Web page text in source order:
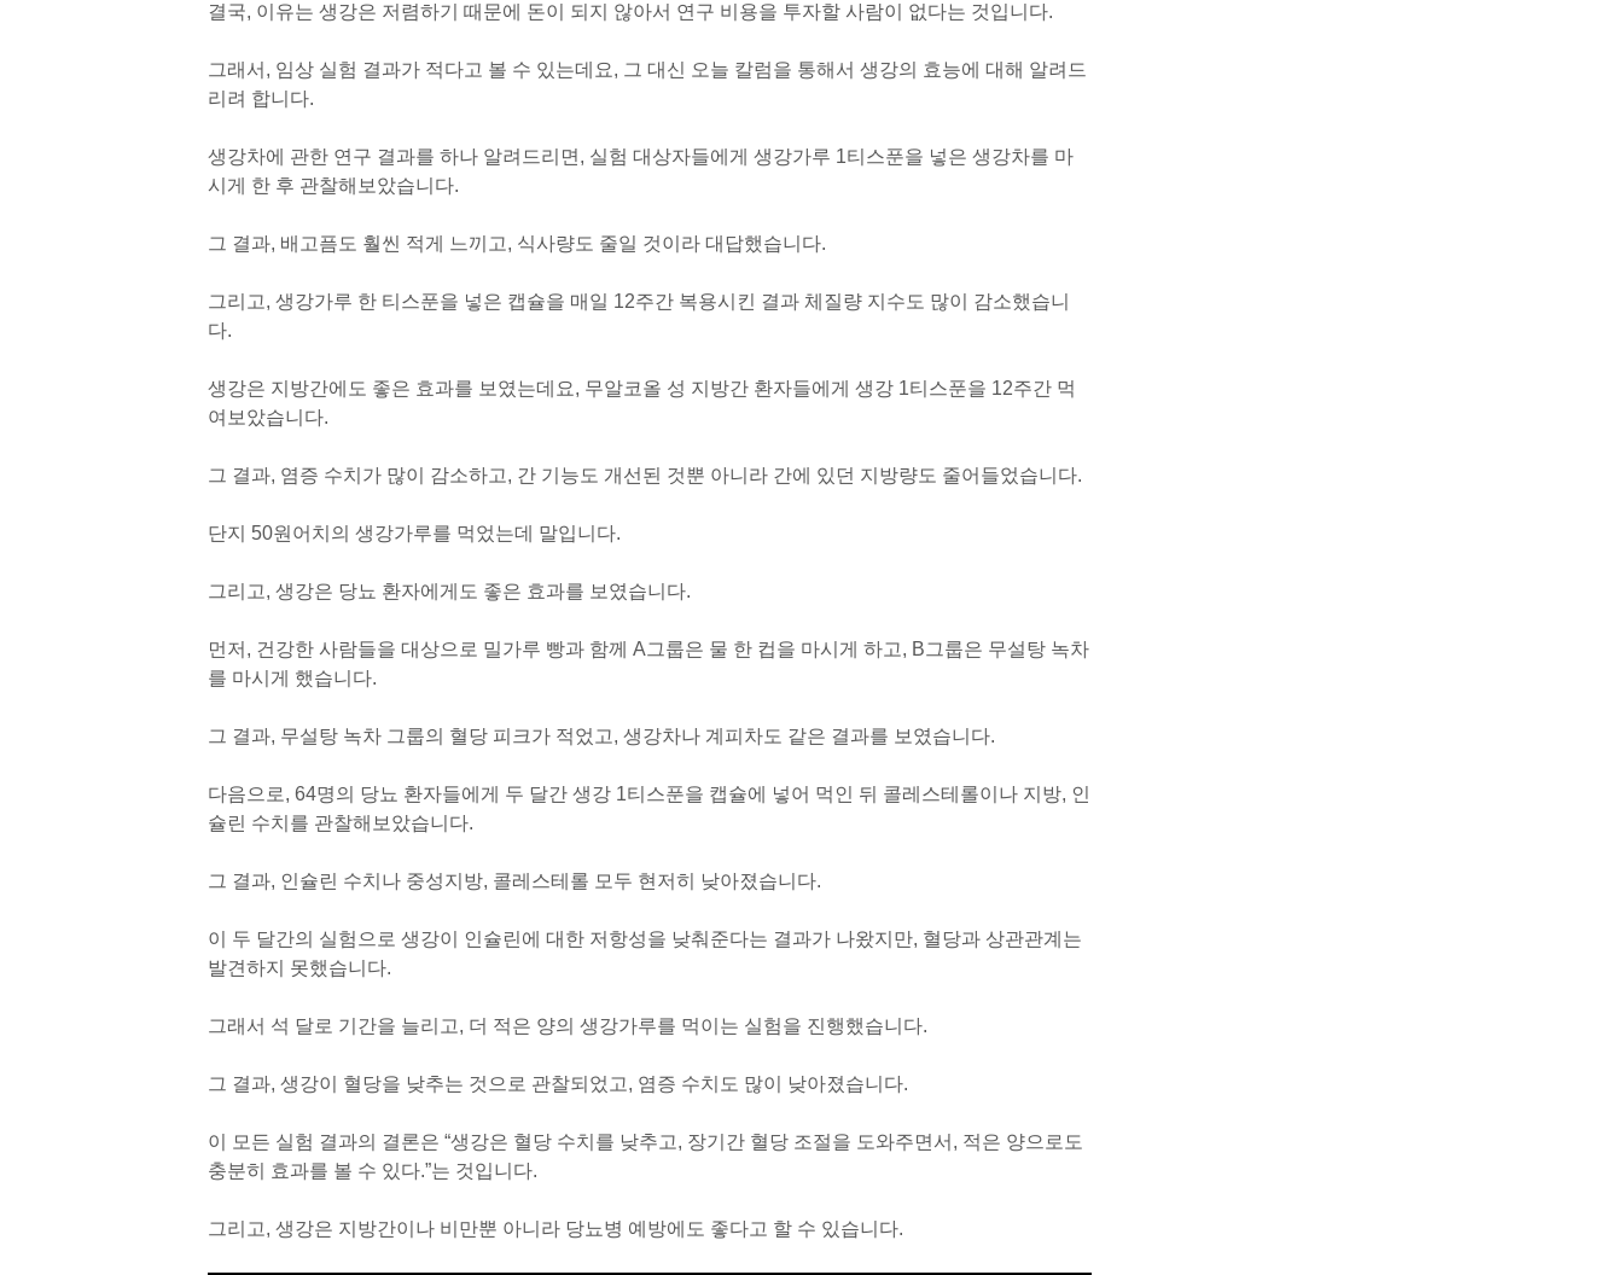
결국, 이유는 생강은 저렴하기 때문에 돈이 되지 않아서 연구 비용을 투자할 사람이 없다는 것입니다.
그래서, 임상 실험 결과가 적다고 볼 수 있는데요, 그 대신 오늘 칼럼을 통해서 생강의 효능에 대해 알려드
리려 합니다.
생강차에 관한 연구 결과를 하나 알려드리면, 실험 대상자들에게 생강가루 1티스푼을 넣은 생강차를 마
시게 한 후 관찰해보았습니다.
그 결과, 배고픔도 훨씬 적게 느끼고, 식사량도 줄일 것이라 대답했습니다.
그리고, 생강가루 한 티스푼을 넣은 캡슐을 매일 12주간 복용시킨 결과 체질량 지수도 많이 감소했습니
다.
생강은 지방간에도 좋은 효과를 보였는데요, 무알코올 성 지방간 환자들에게 생강 1티스푼을 12주간 먹
여보았습니다.
그 결과, 염증 수치가 많이 감소하고, 간 기능도 개선된 것뿐 아니라 간에 있던 지방량도 줄어들었습니다.
단지 50원어치의 생강가루를 먹었는데 말입니다.
그리고, 생강은 당뇨 환자에게도 좋은 효과를 보였습니다.
먼저, 건강한 사람들을 대상으로 밀가루 빵과 함께 A그룹은 물 한 컵을 마시게 하고, B그룹은 무설탕 녹차
를 마시게 했습니다.
그 결과, 무설탕 녹차 그룹의 혈당 피크가 적었고, 생강차나 계피차도 같은 결과를 보였습니다.
다음으로, 64명의 당뇨 환자들에게 두 달간 생강 1티스푼을 캡슐에 넣어 먹인 뒤 콜레스테롤이나 지방, 인
슐린 수치를 관찰해보았습니다.
그 결과, 인슐린 수치나 중성지방, 콜레스테롤 모두 현저히 낮아졌습니다.
이 두 달간의 실험으로 생강이 인슐린에 대한 저항성을 낮춰준다는 결과가 나왔지만, 혈당과 상관관계는
발견하지 못했습니다.
그래서 석 달로 기간을 늘리고, 더 적은 양의 생강가루를 먹이는 실험을 진행했습니다.
그 결과, 생강이 혈당을 낮추는 것으로 관찰되었고, 염증 수치도 많이 낮아졌습니다.
이 모든 실험 결과의 결론은 “생강은 혈당 수치를 낮추고, 장기간 혈당 조절을 도와주면서, 적은 양으로도
충분히 효과를 볼 수 있다.”는 것입니다.
그리고, 생강은 지방간이나 비만뿐 아니라 당뇨병 예방에도 좋다고 할 수 있습니다.